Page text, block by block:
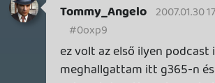
itthon 😃
manga02 2007.01.30 15:41:39 #0oxox
Én valami DVD lejátszós konzolt vinnék és